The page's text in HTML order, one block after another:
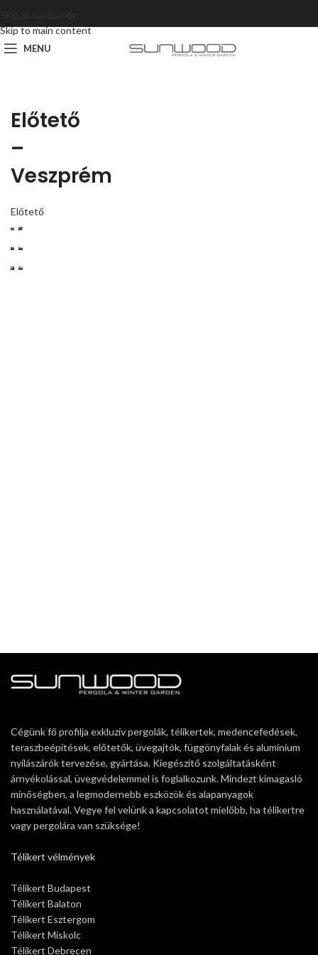
Skip to main content
MENU
Előtető
–
Veszprém
Előtető
Cégünk fő profilja exkluzív pergolák, télikertek, medencefedések,
teraszbeépítések, előtetők, üvegajtók, függönyfalak és alumínium
nyílászárók tervezése, gyártása. Kiegészítő szolgáltatásként
árnyékolással, üvegvédelemmel is foglalkozunk. Mindezt kimagasló
minőségben, a legmodernebb eszközök és alapanyagok
használatával. Vegye fel velünk a kapcsolatot mielőbb, ha télikertre
vagy pergolára van szüksége!
Télikert vélmények
Télikert Budapest
Télikert Balaton
Télikert Esztergom
Télikert Miskolc
Télikert Debrecen